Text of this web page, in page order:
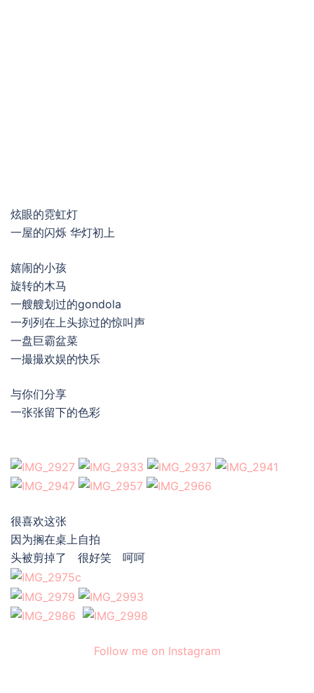
炫眼的霓虹灯
一屋的闪烁 华灯初上
嬉闹的小孩
旋转的木马
一艘艘划过的gondola
一列列在上头掠过的惊叫声
一盘巨霸盆菜
一撮撮欢娱的快乐
与你们分享
一张张留下的色彩
很喜欢这张
因为搁在桌上自拍
头被剪掉了 很好笑 呵呵
Follow me on Instagram